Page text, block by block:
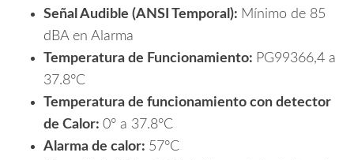
Señal Audible (ANSI Temporal): Mínimo de 85
dBA en Alarma
Temperatura de Funcionamiento: PG99366,4 a
37.8°C
Temperatura de funcionamiento con detector
de Calor: 0° a 37.8°C
Alarma de calor: 57°C